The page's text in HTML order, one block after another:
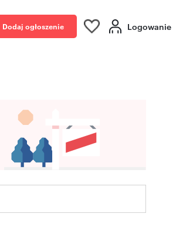
Dodaj ogłoszenie Logowanie